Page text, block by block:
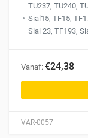
VAR-0057
TU237, TU240,
Sial15, TF15,
Sial 23, TF193,
Vanaf: €24,38
product
heeft
meerdere
Deze